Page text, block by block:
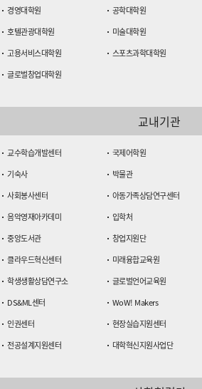
도
서
관,
앙
서
및
ICT
학,
대
연
상
공
서
ACE
육
관
미
경영대학원
공학대학원
호텔관광대학원
미술대학원
고용서비스대학원
스포츠과학대학원
글로벌창업대학원
교내기관
교수학습개발센터 국제어학원
기숙사
박물관
사회봉사센터
아동가족상담연구센터
음악영재아카데미
입학처
중앙도서관
창업지원단
클라우드혁신센터
미래융합교육원
학생생활상담연구소
글로벌언어교육원
DS&ML센터
WoW! Makers
인권센터
현장실습지원센터
전공설계지원센터
대학혁신지원사업단